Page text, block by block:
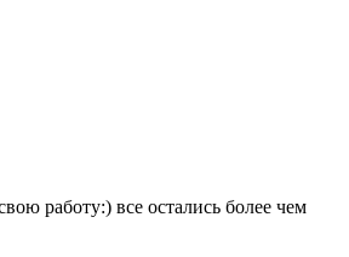
работу:) все остались более чем